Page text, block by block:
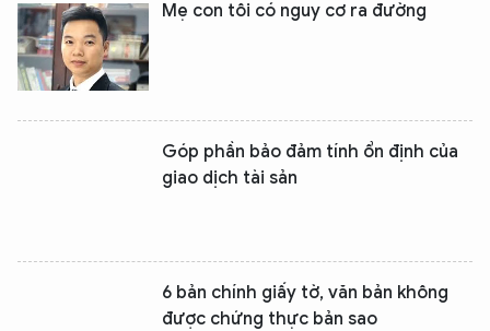
Mẹ con tôi có nguy cơ ra đường
Góp phần bảo đảm tính ổn định của
giao dịch tài sản
6 bản chính giấy tờ, văn bản không
được chứng thực bản sao